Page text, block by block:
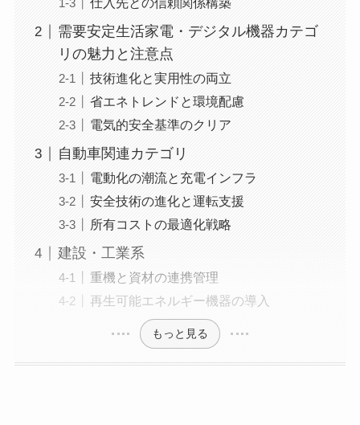
需要安定生活家電・デジタル機器カテゴ
リの魅力と注意点
技術進化と実用性の両立
省エネトレンドと環境配慮
電気的安全基準のクリア
自動車関連カテゴリ
電動化の潮流と充電インフラ
安全技術の進化と運転支援
所有コストの最適化戦略
建設・工業系
重機と資材の連携管理
再生可能エネルギー機器の導入
もっと見る